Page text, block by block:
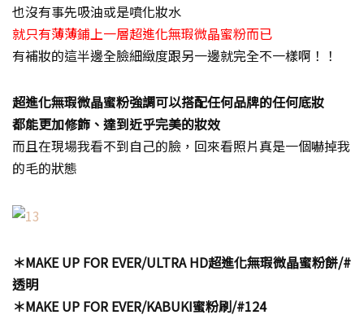
也沒有事先吸油或是噴化妝水
就只有薄薄鋪上一層超進化無瑕微晶蜜粉而已
有補妝的這半邊全臉細緻度跟另一邊就完全不一樣啊！！
超進化無瑕微晶蜜粉強調可以搭配任何品牌的任何底妝
都能更加修飾、達到近乎完美的妝效
而且在現場我看不到自己的臉，回來看照片真是一個嚇掉我
的毛的狀態
＊MAKE UP FOR EVER/ULTRA HD超進化無瑕微晶蜜粉餅/#
透明
＊MAKE UP FOR EVER/KABUKI蜜粉刷/#124